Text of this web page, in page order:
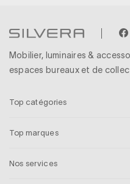
Mobilier, luminaires &
espaces bureaux et de
Top catégories
Top marques
Nos services